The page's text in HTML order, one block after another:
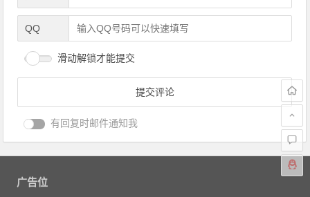
QQ
滑动解锁才能提交
有回复时邮件通知我
广告位